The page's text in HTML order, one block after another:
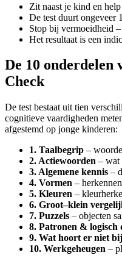
Zit naast je kind en
De test duurt ongeveer
Stop bij vermoeidheid
Het resultaat is een
De 10 onderdelen
Check
De test bestaat uit tien
cognitieve vaardigheden
afgestemd op jonge kinderen:
1. Taalbegrip –
2. Actiewoorden – wat
3. Algemene kennis –
4. Vormen –
5. Kleuren –
6. Groot–klein
7. Puzzels – objecten
8. Patronen & logisch
9. Wat hoort er niet
10. Werkgeheugen –